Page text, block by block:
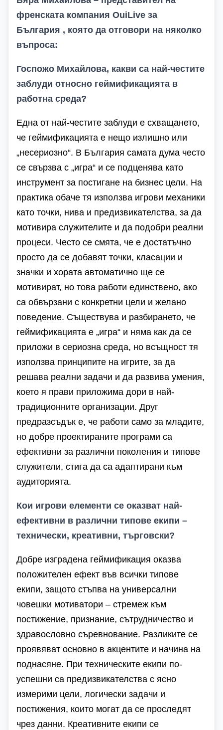
френската компания OuiLive за
България , която да отговори на няколко
въпроса:
Госпожо Михайлова, какви са най-честите
заблуди относно геймификацията в
работна среда?
Една от най-честите заблуди е схващането,
че геймификацията е нещо излишно или
„несериозно“. В България самата дума често
се свързва с „игра“ и се подценява като
инструмент за постигане на бизнес цели. На
практика обаче тя използва игрови механики
като точки, нива и предизвикателства, за да
мотивира служителите и да подобри реални
процеси. Често се смята, че е достатъчно
просто да се добавят точки, класации и
значки и хората автоматично ще се
мотивират, но това работи единствено, ако
са обвързани с конкретни цели и желано
поведение. Съществува и разбирането, че
геймификацията е „игра“ и няма как да се
приложи в сериозна среда, но всъщност тя
използва принципите на игрите, за да
решава реални задачи и да развива умения,
което я прави приложима дори в най-
традиционните организации. Друг
предразсъдък е, че работи само за младите,
но добре проектираните програми са
ефективни за различни поколения и типове
служители, стига да са адаптирани към
аудиторията.
Кои игрови елементи се оказват най-
ефективни в различни типове екипи –
технически, креативни, търговски?
Добре изградена геймификация оказва
положителен ефект във всички типове
екипи, защото стъпва на универсални
човешки мотиватори – стремеж към
постижение, признание, сътрудничество и
здравословно съревнование. Разликите се
проявяват основно в акцентите и начина на
поднасяне. При техническите екипи по-
успешни са предизвикателства с ясно
измерими цели, логически задачи и
постижения, които могат да се проследят
чрез данни. Креативните екипи се